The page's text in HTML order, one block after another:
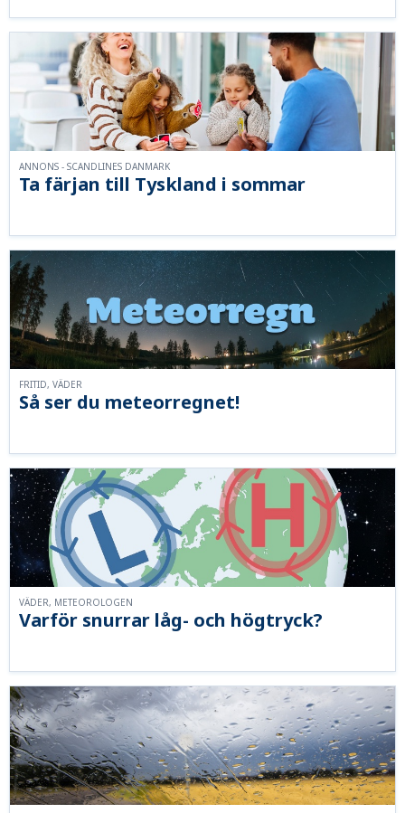
Ta färjan till Tyskland i sommar
ANNONS - SCANDLINES DANMARK
Så ser du meteorregnet!
FRITID, VÄDER
Varför snurrar låg- och högtryck?
VÄDER, METEOROLOGEN